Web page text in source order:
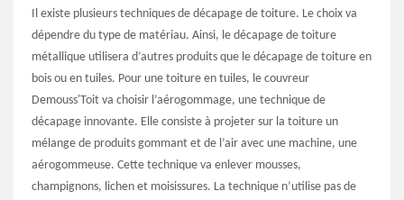
Il existe plusieurs techniques de décapage de toiture. Le choix va
dépendre du type de matériau. Ainsi, le décapage de toiture
métallique utilisera d’autres produits que le décapage de toiture en
bois ou en tuiles. Pour une toiture en tuiles, le couvreur
Demouss'Toit va choisir l’aérogommage, une technique de
décapage innovante. Elle consiste à projeter sur la toiture un
mélange de produits gommant et de l’air avec une machine, une
aérogommeuse. Cette technique va enlever mousses,
champignons, lichen et moisissures. La technique n’utilise pas de